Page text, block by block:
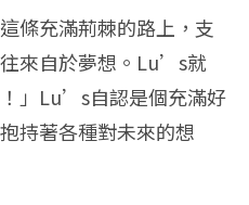
條充滿荊棘的路上，支
來自於夢想。Lu’s就
」Lu’s自認是個充滿好
持著各種對未來的想